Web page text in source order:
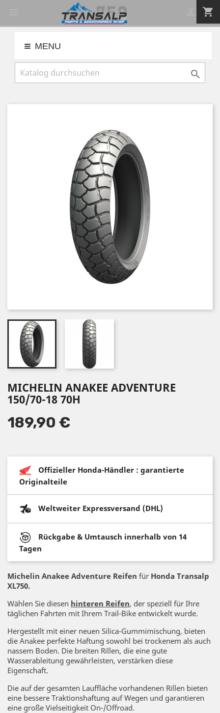
shopping_cart
MENU

MICHELIN ANAKEE ADVENTURE
150/70-18 70H
189,90 €
Offizieller Honda-Händler : garantierte
Originalteile
Weltweiter Expressversand (DHL)
Rückgabe & Umtausch innerhalb von 14
Tagen
Michelin Anakee Adventure Reifen für Honda Transalp
XL750.
Wählen Sie diesen hinteren Reifen, der speziell für Ihre
täglichen Fahrten mit Ihrem Trail-Bike entwickelt wurde.
Hergestellt mit einer neuen Silica-Gummimischung, bieten
die Anakee perfekte Haftung sowohl bei trockenem als auch
nassem Boden. Die breiten Rillen, die eine gute
Wasserableitung gewährleisten, verstärken diese
Eigenschaft.
Die auf der gesamten Lauffläche vorhandenen Rillen bieten
eine bessere Traktionshaftung auf Wegen und garantieren
eine große Vielseitigkeit On-/Offroad.